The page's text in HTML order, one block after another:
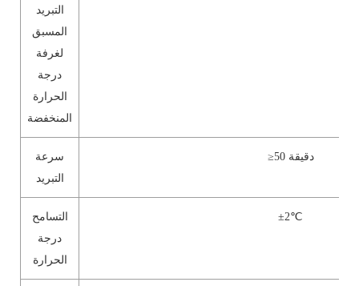
التبريد
المسبق
لغرفة
درجة
الحرارة
المنخفضة
سرعة
التبريد
≥50 دقيقة
التسامح
درجة
الحرارة
±2℃